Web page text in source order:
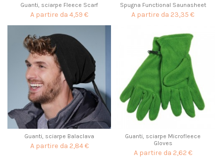
Guanti, sciarpe Fleece Scarf
A partire da 4,59 €
Spugna Functional Saunasheet
A partire da 23,35 €
Guanti, sciarpe Balaclava
A partire da 2,84 €
Guanti, sciarpe Microfleece
Gloves
A partire da 2,62 €